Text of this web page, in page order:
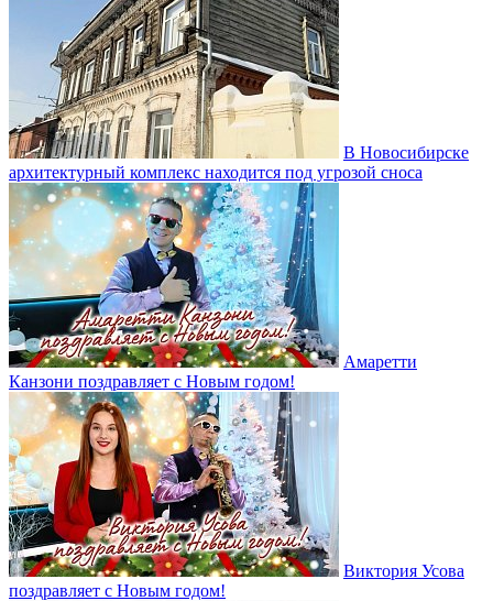
В Новосибирске
архитектурный комплекс находится под угрозой сноса
Амаретти
Канзони поздравляет с Новым годом!
Виктория Усова
поздравляет с Новым годом!